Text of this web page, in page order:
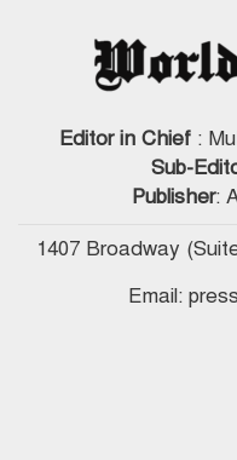
Editor in Chief :
Sub-
Publisher:
1407 Broadway
Email: